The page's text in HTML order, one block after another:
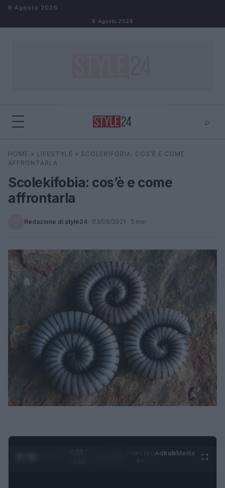
Salta al contenuto
8 Agosto 2026
8 Agosto 2026
⌕
Cerca
HOME » LIFESTYLE » SCOLEKIFOBIA: COS’È E COME
AFFRONTARLA
Scolekifobia: cos’è e come
affrontarla
Redazione di style24 · 03/08/2021 · 3 min
0:29 /
AdhubMedia